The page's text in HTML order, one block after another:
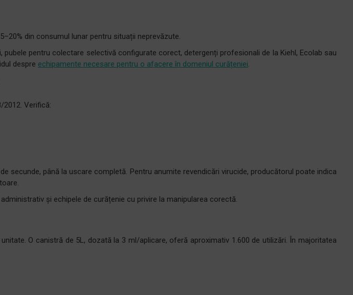
din consumul lunar pentru situații neprevăzute.
pentru colectare selectivă configurate corect, detergenți profesionali de la Kiehl, Ecolab sau
despre echipamente necesare pentru o afacere în domeniul curățeniei.
2012. Verifică:
până la uscare completă. Pentru anumite revendicări virucide, producătorul poate indica
și echipele de curățenie cu privire la manipularea corectă.
O canistră de 5L, dozată la 3 ml/aplicare, oferă aproximativ 1.600 de utilizări. În majoritatea